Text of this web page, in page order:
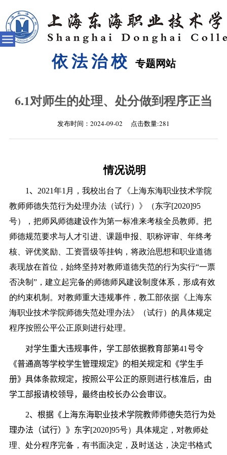
依法治校 专题网站
6.1对师生的处理、处分做到程序正当
发布时间：2024-09-02 点击数量:281
情况说明
1 、 2021年1 月，我校出台了《上海东海职业技术学院
教师师德失范行为处理办法（试行）》（东字[2020]95
号），把师风师德建设作为第一标准来考核全员教师。把
师德规范要求与人才引进、课题申报、职称评审、年终考
核、评优奖励、工资晋级等挂钩，将政治思想和职业道德
表现放在首位，始终坚持对教师道德失范的行为实行“一票
否决制”，建立起完备的师德师风建设制度体系，形成有效
的约束机制。对教师重大违规事件，教工部依据《上海东
海职业技术学院师德失范处理办法》（试行）的具体规定
程序按照公平公正原则进行处理。
对学生重大违规事件，学工部依据教育部第41 号令
《普通高等学校学生管理规定》的相关规定和《学生手
册》具体条款规定，按照公平公正的原则进行核准后，由
学工部报请校领导，最终由校长办公会审议。
2、 根据《上海东海职业技术学院教师师德失范行为处
理办法（试行）》东字[2020]95号）具体规定，对教师处
理、处分程序完备，有书面决定，及时送达，决定书格式